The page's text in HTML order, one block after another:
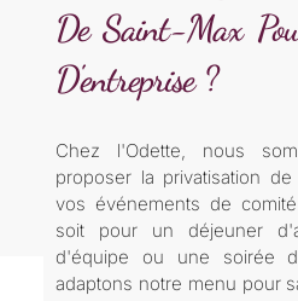
De Saint-Max
D'entreprise ?
Chez l'Odette, nous
proposer la privatisation
vos événements de
soit pour un déjeuner
d'équipe ou une soirée
adaptons notre menu pour